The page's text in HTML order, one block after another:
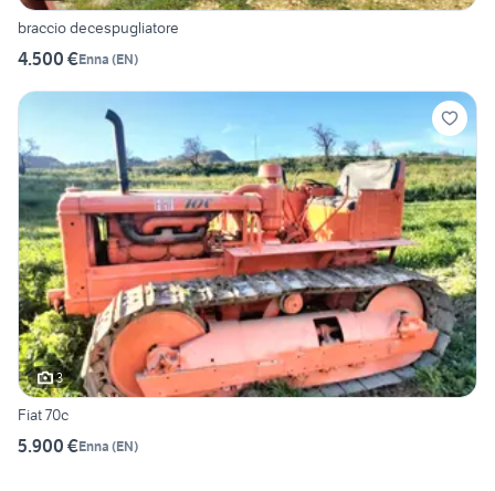
braccio decespugliatore
4.500 €Enna (EN)
3
Fiat 70c
5.900 €Enna (EN)